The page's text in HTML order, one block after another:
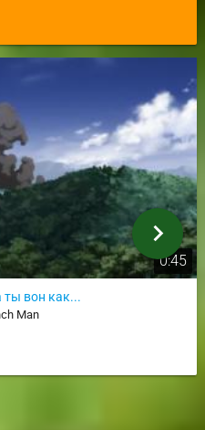
0:45
ты вон как...
Man
chevron_right